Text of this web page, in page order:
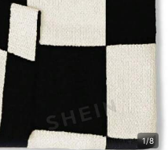
1/8